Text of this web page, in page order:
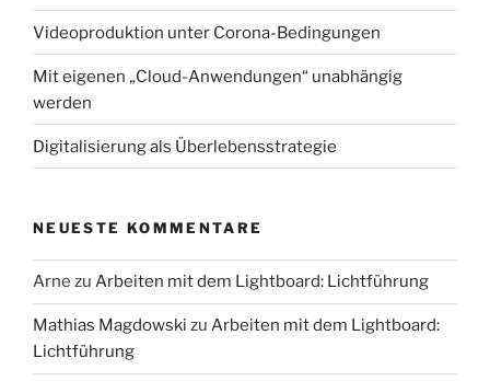
Videoproduktion unter Corona-Bedingungen
Mit eigenen „Cloud-Anwendungen“ unabhängig
werden
Digitalisierung als Überlebensstrategie
NEUESTE KOMMENTARE
Arne zu Arbeiten mit dem Lightboard: Lichtführung
Mathias Magdowski zu Arbeiten mit dem Lightboard:
Lichtführung